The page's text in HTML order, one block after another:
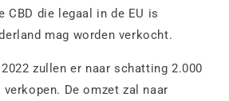
CBD die legaal in de EU is
mag worden verkocht.
zullen er naar schatting 2.000
De omzet zal naar